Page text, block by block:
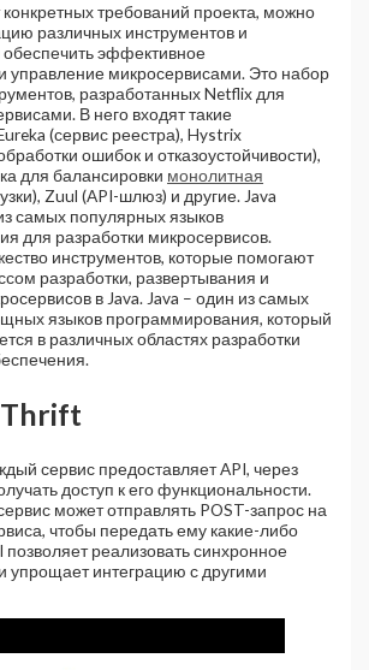
конкретных требований проекта, можно
различных инструментов и
обеспечить эффективное
управление микросервисами. Это набор
разработанных Netflix для
В него входят такие
(сервис реестра), Hystrix
ошибок и отказоустойчивости),
для балансировки монолитная
Zuul (API-шлюз) и другие. Java
самых популярных языков
для разработки микросервисов.
инструментов, которые помогают
разработки, развертывания и
в Java. Java – один из самых
языков программирования, который
в различных областях разработки
Thrift
сервис предоставляет API, через
доступ к его функциональности.
может отправлять POST-запрос на
чтобы передать ему какие-либо
позволяет реализовать синхронное
упрощает интеграцию с другими